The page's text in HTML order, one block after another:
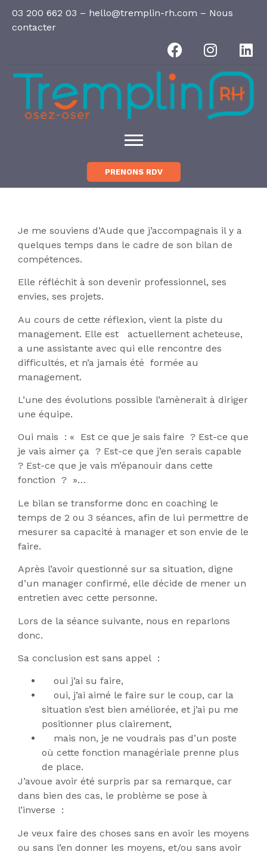
03 200 662 03 – hello@tremplin-rh.com – Nous
contacter
PRENONS RDV
Je me souviens d’Aude que j’accompagnais il y a
quelques temps dans le cadre de son bilan de
compétences.
Elle réfléchit à son devenir professionnel, ses
envies, ses projets.
Au cours de cette réflexion, vient la piste du
management. Elle est actuellement acheteuse,
a une assistante avec qui elle rencontre des
difficultés, et n’a jamais été formée au
management.
L’une des évolutions possible l’amènerait à diriger
une équipe.
Oui mais : « Est ce que je sais faire ? Est-ce que
je vais aimer ça ? Est-ce que j’en serais capable
? Est-ce que je vais m’épanouir dans cette
fonction ? »…
Le bilan se transforme donc en coaching le
temps de 2 ou 3 séances, afin de lui permettre de
mesurer sa capacité à manager et son envie de le
faire.
Après l’avoir questionné sur sa situation, digne
d’un manager confirmé, elle décide de mener un
entretien avec cette personne.
Lors de la séance suivante, nous en reparlons
donc.
Sa conclusion est sans appel :
oui j’ai su faire,
oui, j’ai aimé le faire sur le coup, car la
situation s’est bien améliorée, et j’ai pu me
positionner plus clairement,
mais non, je ne voudrais pas d’un poste
où cette fonction managériale prenne plus
de place.
J’avoue avoir été surpris par sa remarque, car
dans bien des cas, le problème se pose à
l’inverse :
Je veux faire des choses sans en avoir les moyens
ou sans l’en donner les moyens, et/ou sans avoir
Panneau de gestion des cookies